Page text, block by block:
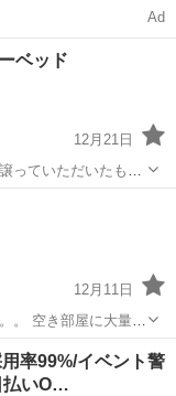
Ad
ッド
12月21日
っていただいたもの
出品します。 前の持
やや傷はありますが
12月11日
。 空き部屋に大量の
きたので格安でお譲
るのは全て不用品お
ペース
率99%/イベント警
払いO…